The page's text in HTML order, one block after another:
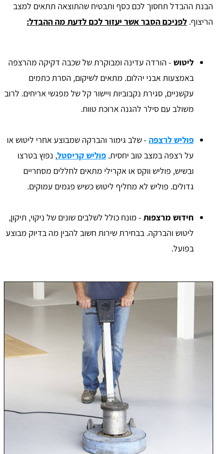
הבנת ההבדל תחסוך לכם כסף ותבטיח שהתוצאה תתאים למצב
הריצוף. לפניכם הסבר אשר יעזור לכם לדעת מה ההבדל:
ליטוש - הורדה עדינה ומבוקרת של שכבה דקיקה מהרצפה
באמצעות אבני יהלום. מתאים לשיקום, הסרת כתמים
עקשניים, סגירת נקבוביות ויישור קל של מפגשי אריחים. לרוב
משולב עם סילר להגנה ארוכת טווח.
פוליש לרצפה - שלב גימור והברקה שמבוצע אחרי ליטוש או
על רצפה במצב טוב יחסית. פוליש קריסטל, נפוץ בטרצו
ובשיש, פוליש ווקס או אקרילי מתאים לחללים מסחריים
גדולים. פוליש לא מחליף ליטוש כשיש פגמים עמוקים.
חידוש מרצפות - מונח כולל לשלבים שונים של ניקוי, תיקון,
ליטוש והברקה. בבחירת שירות חשוב להבין מה בדיוק מבוצע
בפועל.